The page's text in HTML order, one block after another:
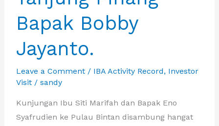
Bapak Bobby
Jayanto.
Leave a Comment / IBA Activity Record, Investor
Visit/ sandy
Kunjungan Ibu Siti Marifah dan Bapak Eno
Syafrudien ke Pulau Bintan disambung hangat